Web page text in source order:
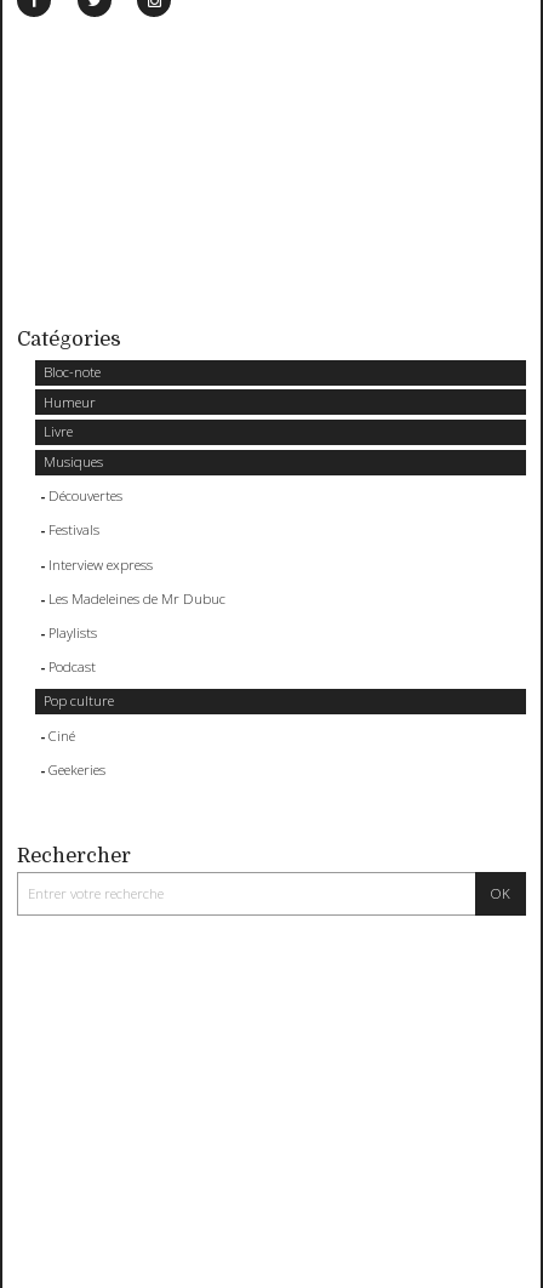
Catégories
Bloc-note
Humeur
Livre
Musiques
Découvertes
Festivals
Interview express
Les Madeleines de Mr Dubuc
Playlists
Podcast
Pop culture
Ciné
Geekeries
Rechercher